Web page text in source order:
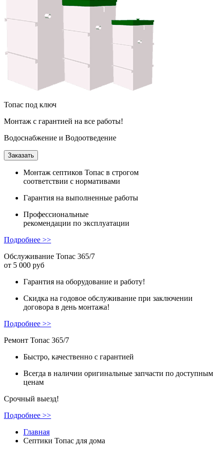
Топас под ключ
Монтаж с гарантией на все работы!
Водоснабжение и Водоотведение
Заказать
Монтаж септиков Топас в строгом
соответствии с нормативами
Гарантия на выполненные работы
Профессиональные
рекомендации по эксплуатации
Подробнее >>
Обслуживание Топас 365/7
от 5 000 руб
Гарантия на оборудование и работу!
Скидка на годовое обслуживание при заключении
договора в день монтажа!
Подробнее >>
Ремонт Топас 365/7
Быстро, качественно с гарантией
Всегда в наличии оригинальные запчасти по доступным
ценам
Срочный выезд!
Подробнее >>
Главная
Септики Топас для дома